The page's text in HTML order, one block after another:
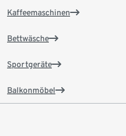
Kaffeemaschinen
Bettwäsche
Sportgeräte
Balkonmöbel